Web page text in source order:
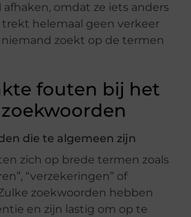
afhaken, omdat ze iets anders
helemaal geen verkeer
zoekt op de termen
fouten bij het
die te algemeen zijn
zich op brede termen zoals
“verzekeringen” of
zoekwoorden hebben
en zijn lastig om op te